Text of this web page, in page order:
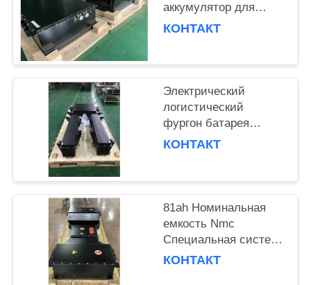
аккумулятор для
автомобилей 120,96
моющих грузовиков
КОНТАКТ
Электрический
логистический
фургон батарея
перезаряжаемая
КОНТАКТ
81ah Номинальная
емкость Nmc
Специальная система
аккумуляторных
КОНТАКТ